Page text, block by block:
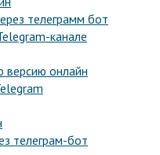
телеграмм бот
канале
версию онлайн
телеграм-бот